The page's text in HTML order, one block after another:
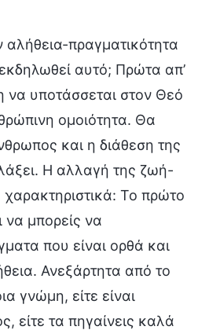
αλήθεια-πραγματικότητα
αυτό; Πρώτα απ’
να υποτάσσεται στον Θεό
ομοιότητα. Θα
και η διάθεση της
Η αλλαγή της ζωή-
Το πρώτο
να μπορείς να
που είναι ορθά και
Ανεξάρτητα από το
γνώμη, είτε είναι
είτε τα πηγαίνεις καλά